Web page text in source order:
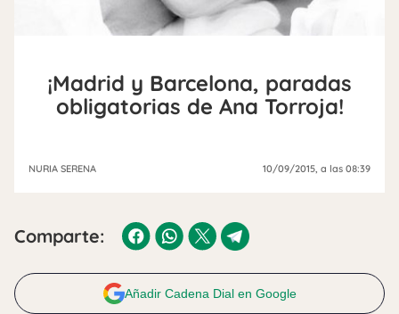
¡Madrid y Barcelona, paradas
obligatorias de Ana Torroja!
NURIA SERENA 10/09/2015 , a las 08:39
Comparte:
Añadir Cadena Dial en Google